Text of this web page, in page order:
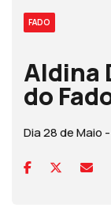
FADO
Aldina
do
Dia 28 de Maio